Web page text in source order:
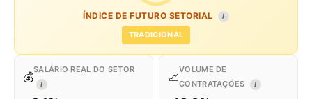
ÍNDICE DE FUTURO SETORIAL I
TRADICIONAL
💰
SALÁRIO REAL DO SETOR
I
📈
VOLUME DE
CONTRATAÇÕES
I